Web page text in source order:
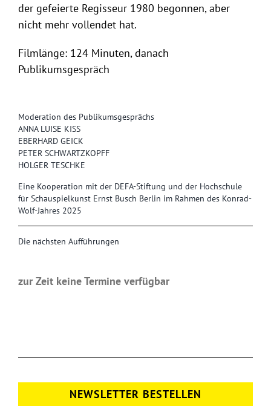
Moderation des Publikumsgesprächs
ANNA LUISE KISS
EBERHARD GEICK
PETER SCHWARTZKOPFF
HOLGER TESCHKE
Eine Kooperation mit der DEFA-Stiftung und der Hochschule
für Schauspielkunst Ernst Busch Berlin im Rahmen des Konrad-
Wolf-Jahres 2025
Die nächsten Aufführungen
zur Zeit keine Termine verfügbar
der gefeierte Regisseur 1980 begonnen, aber
nicht mehr vollendet hat.
Filmlänge: 124 Minuten, danach
Publikumsgespräch
NEWSLETTER BESTELLEN